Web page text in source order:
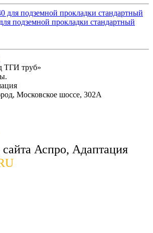
подземной прокладки стандартный
ТГИ труб»
Московское шоссе, 302А
сайта Аспро, Адаптация